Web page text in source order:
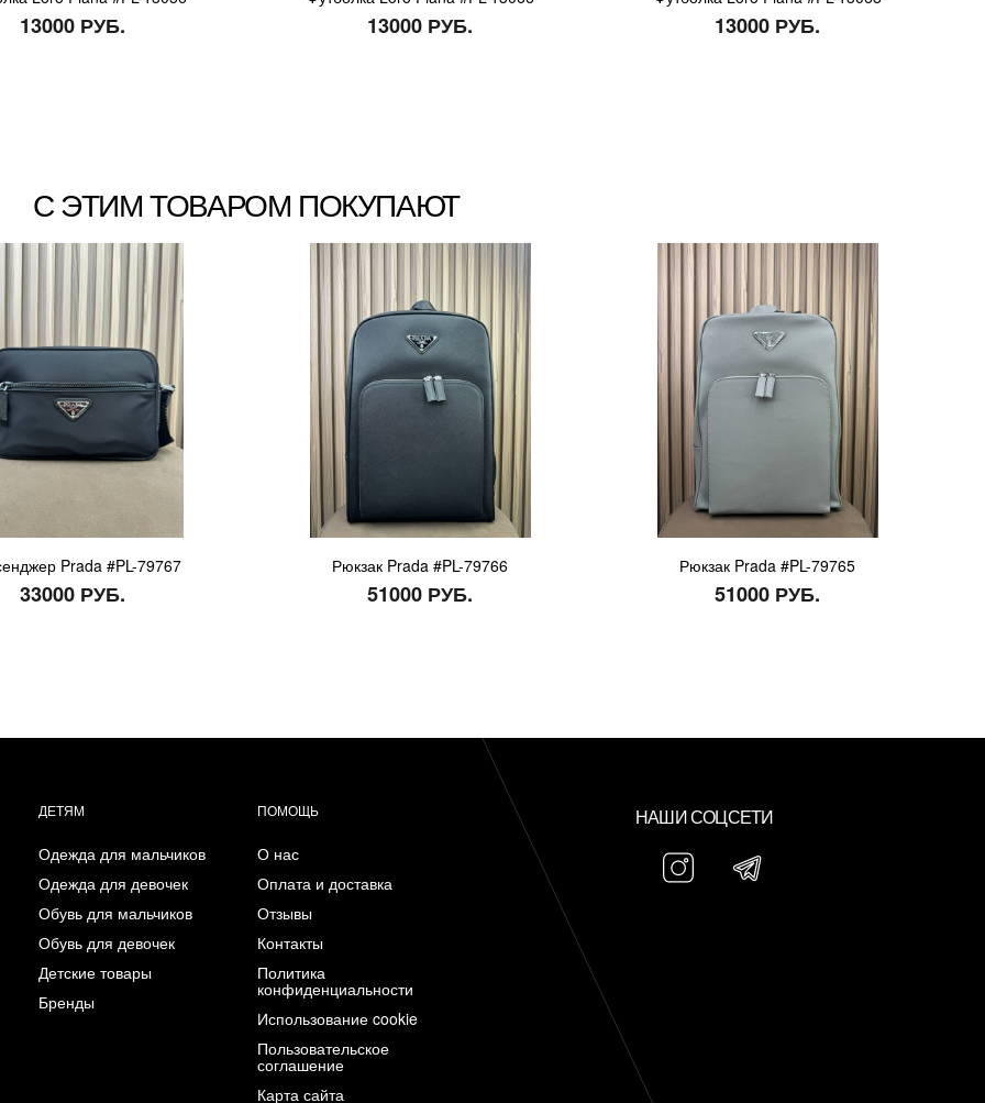
13000 РУБ. 13000 РУБ. 13000 РУБ.
С ЭТИМ ТОВАРОМ ПОКУПАЮТ
Prada #PL-79767
33000 РУБ.
Рюкзак Prada #PL-79766
51000 РУБ.
Рюкзак Prada #PL-79765
51000 РУБ.
ДЕТЯМ
Одежда для мальчиков
Одежда для девочек
Обувь для мальчиков
Обувь для девочек
Детские товары
Бренды
ПОМОЩЬ
О нас
Оплата и доставка
Отзывы
Контакты
Политика
конфиденциальности
Использование cookie
Пользовательское
соглашение
Карта сайта
НАШИ СОЦСЕТИ